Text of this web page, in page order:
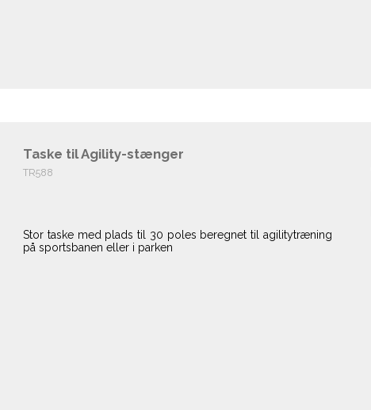
Taske til Agility-stænger
TR588
Stor taske med plads til 30 poles beregnet til agilitytræning
på sportsbanen eller i parken